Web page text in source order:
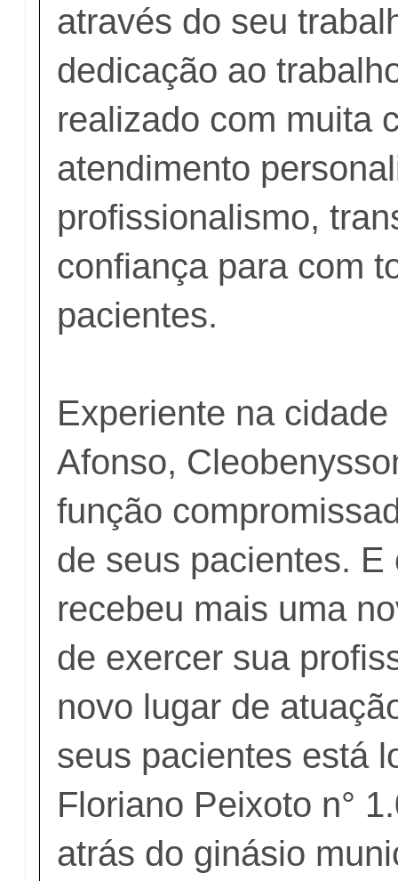
através do seu
dedicação ao
realizado com muita
atendimento
profissionalismo,
confiança para com
pacientes.
Experiente na
Afonso,
função
de seus pacientes. E
recebeu mais uma
de exercer sua
novo lugar de
seus pacientes está
Floriano Peixoto n°
atrás do ginásio